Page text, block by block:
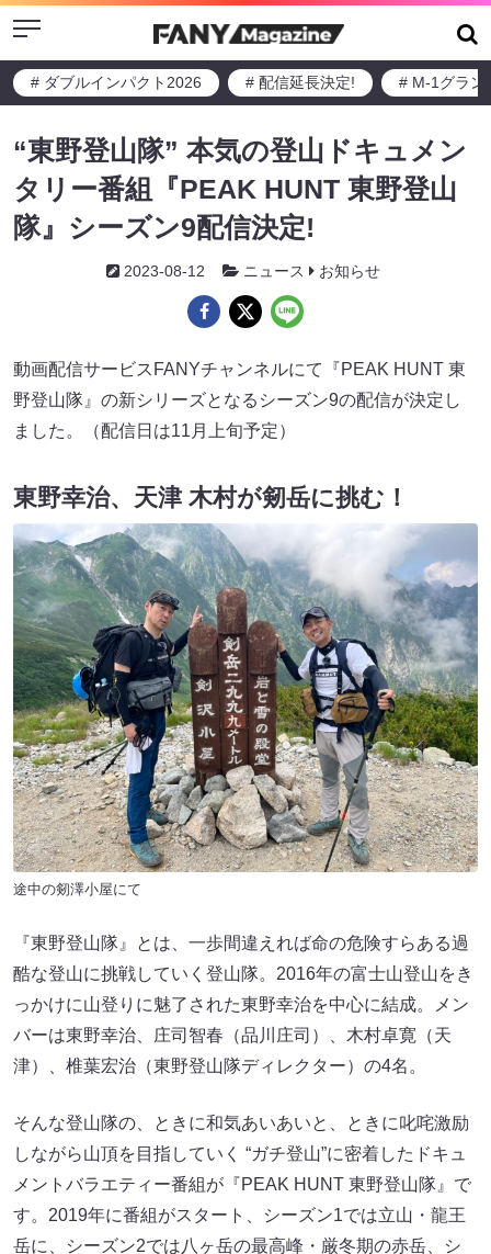
Menu
# ダブルインパクト2026 # 配信延長決定! # M-1グラン
“東野登山隊” 本気の登山ドキュメン
タリー番組『PEAK HUNT 東野登山
隊』シーズン9配信決定!
2023-08-12 ニュース お知らせ
動画配信サービスFANYチャンネルにて『PEAK HUNT 東
野登山隊』の新シリーズとなるシーズン9の配信が決定し
ました。（配信日は11月上旬予定）
東野幸治、天津 木村が剱岳に挑む！
途中の剱澤小屋にて
『東野登山隊』とは、一歩間違えれば命の危険すらある過
酷な登山に挑戦していく登山隊。2016年の富士山登山をき
っかけに山登りに魅了された東野幸治を中心に結成。メン
バーは東野幸治、庄司智春（品川庄司）、木村卓寛（天
津）、椎葉宏治（東野登山隊ディレクター）の4名。
そんな登山隊の、ときに和気あいあいと、ときに叱咤激励
しながら山頂を目指していく “ガチ登山”に密着したドキュ
メントバラエティー番組が『PEAK HUNT 東野登山隊』で
す。2019年に番組がスタート、シーズン1では立山・龍王
岳に、シーズン2では八ヶ岳の最高峰・厳冬期の赤岳、シ